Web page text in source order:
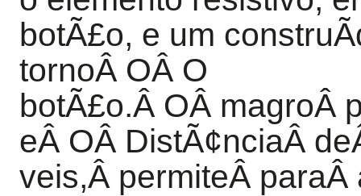
botÃ£o, e um
tornoÂ OÂ O
botÃ£o.Â OÂ magroÂ
eÂ OÂ DistÃ¢nciaÂ de
veis,Â permiteÂ paraÂ